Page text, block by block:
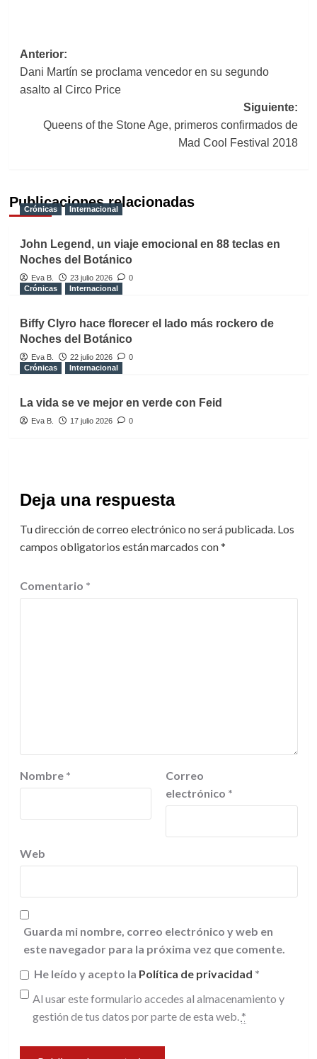
Navegación
de
Anterior:
Dani Martín se proclama vencedor en su segundo
asalto al Circo Price
Siguiente:
Queens of the Stone Age, primeros confirmados de
Mad Cool Festival 2018
Publicaciones relacionadas
Crónicas Internacional
John Legend, un viaje emocional en 88 teclas en
Noches del Botánico
Eva B. 23 julio 2026
0
Crónicas
Internacional
Biffy Clyro hace florecer el lado más rockero de
Noches del Botánico
Eva B. 22 julio 2026
0
Crónicas
Internacional
La vida se ve mejor en verde con Feid
Eva B. 17 julio 2026 0
Deja una respuesta
Tu dirección de correo electrónico no será publicada. Los
campos obligatorios están marcados con*
Comentario *
Nombre *
Correo
electrónico *
Web
Guarda mi nombre, correo electrónico y web en
este navegador para la próxima vez que comente.
He leído y acepto la Política de privacidad *
Al usar este formulario accedes al almacenamiento y
gestión de tus datos por parte de esta web. *